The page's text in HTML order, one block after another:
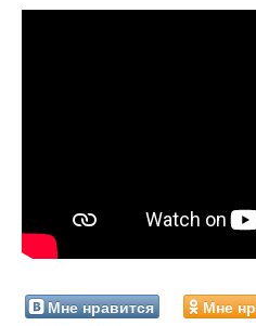
Мне нравится Мне